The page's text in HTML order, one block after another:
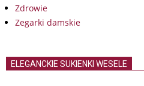
Zdrowie
Zegarki damskie
ELEGANCKIE SUKIENKI WESELE